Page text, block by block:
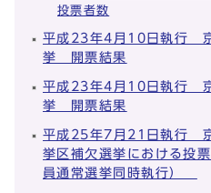
投票者数
平成23年4月10日執行
挙 開票結果
平成23年4月10日執行
挙 開票結果
平成25年7月21日執行
挙区補欠選挙における投
員通常選挙同時執行）